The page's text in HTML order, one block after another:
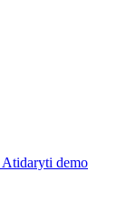
Atidaryti demo